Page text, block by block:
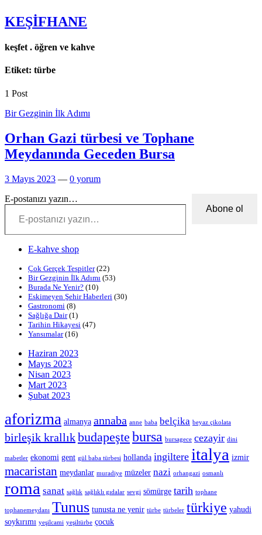
KEŞİFHANE
keşfet . öğren ve kahve
Etiket: türbe
1 Post
Bir Gezginin İlk Adımı
Orhan Gazi türbesi ve Tophane
Meydanında Geceden Bursa
3 Mayıs 2023 — 0 yorum
E-postanızı yazın…
Abone ol
E-kahve shop
Çok Gerçek Tespitler(22)
Bir Gezginin İlk Adımı (53)
Burada Ne Yenir? (10)
Eskimeyen Şehir Haberleri (30)
Gastronomi (8)
Sağlığa Dair(1)
Tarihin Hikayesi (47)
Yansımalar(16)
Haziran 2023
Mayıs 2023
Nisan 2023
Mart 2023
Şubat 2023
aforizma almanya annaba anne baba belçika beyaz çikolata
birleşik krallıkbudapeşte bursa bursagece cezayir dini
mabetler ekonomi gent gül baba türbesi hollanda ingiltere italya izmir
macaristan meydanlar muradiye müzeler nazi orhangazi osmanlı
roma sanat sağlık sağlıklı gıdalar sevgi sömürge tarih tophane
tophanemeydanı Tunus tunusta ne yenir türbe türbeler türkiye yahudi
soykırımı yeşilcami yeşiltürbe çocuk